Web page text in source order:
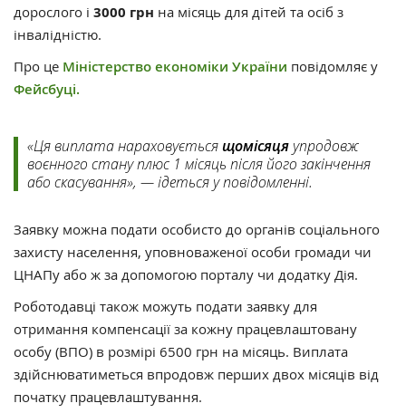
дорослого і 3000 грн на місяць для дітей та осіб з
інвалідністю.
Про це Міністерство економіки України повідомляє у
Фейсбуці.
«Ця виплата нараховуєтьсящомісяця упродовж
воєнного стану плюс 1 місяць після його закінчення
або скасування», — ідеться у повідомленні.
Заявку можна подати особисто до органів соціального
захисту населення, уповноваженої особи громади чи
ЦНАПу або ж за допомогою порталу чи додатку Дія.
Роботодавці також можуть подати заявку для
отримання компенсації за кожну працевлаштовану
особу (ВПО) в розмірі 6500 грн на місяць. Виплата
здійснюватиметься впродовж перших двох місяців від
початку працевлаштування.